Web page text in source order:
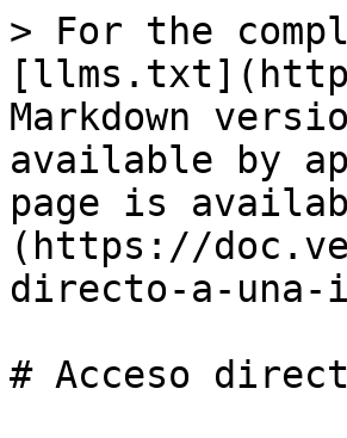
> For the
Markdown
available by
page is
(https://
directo-a-una-
# Acceso